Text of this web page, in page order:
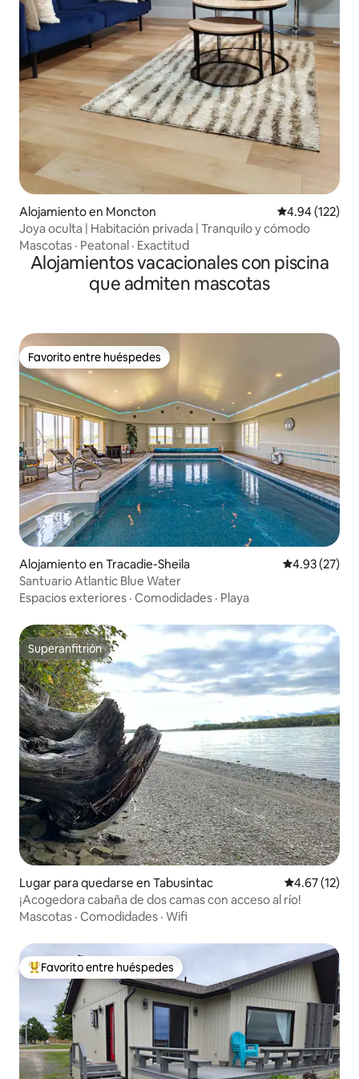
Alojamiento en Moncton Calificación
4.94 (122)
Joya oculta | Habitación privada | Tranquilo y cómodo
Mascotas · Peatonal · Exactitud
Alojamientos vacacionales con piscina
que admiten mascotas
Favorito entre huéspedes
Favorito entre huéspedes
Alojamiento en Tracadie-Sheila Calificación
4.93 (27)
Santuario Atlantic Blue Water
Espacios exteriores · Comodidades · Playa
Superanfitrión
Superanfitrión
Lugar para quedarse en Tabusintac Calificación
4.67 (12)
¡Acogedora cabaña de dos camas con acceso al río!
Mascotas · Comodidades · Wifi
Favorito entre huéspedes preferido
Favorito entre huéspedes